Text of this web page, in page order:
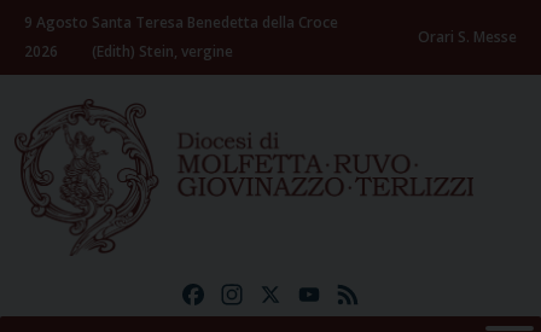
Skip
content
9 Agosto
2026
Santa Teresa Benedetta della Croce
(Edith) Stein, vergine
Orari S. Messe
FacebookInstagramYouTube